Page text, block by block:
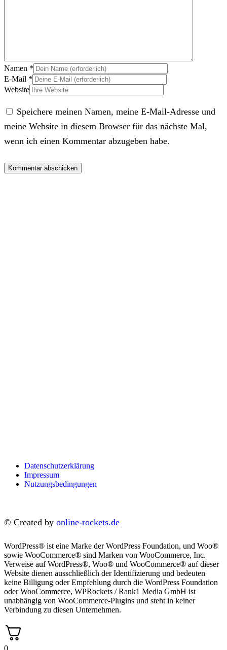
Namen *
E-Mail *
Website
Speichere meinen Namen, meine E-Mail-Adresse und
meine Website in diesem Browser für das nächste Mal,
wenn ich einen Kommentar abzugeben habe.
Datenschutzerklärung
Impressum
Nutzungsbedingungen
© Created by online-rockets.de
WordPress® ist eine Marke der WordPress Foundation, und Woo®
sowie WooCommerce® sind Marken von WooCommerce, Inc.
Verweise auf WordPress®, Woo® und WooCommerce® auf dieser
Website dienen ausschließlich der Identifizierung und bedeuten
keine Billigung oder Empfehlung durch die WordPress Foundation
oder WooCommerce, WPRockets / Rank1 Media GmbH ist
unabhängig von WooCommerce-Plugins und steht in keiner
Verbindung zu diesen Unternehmen.